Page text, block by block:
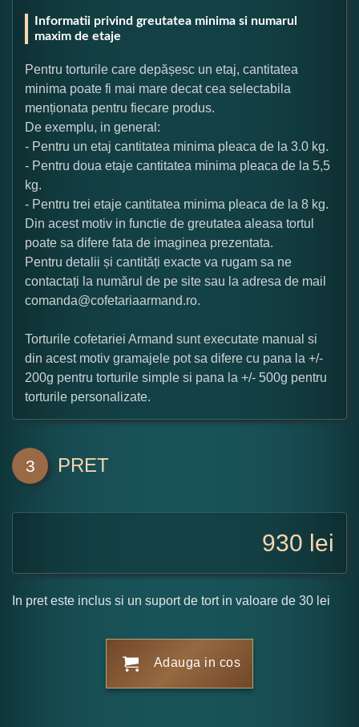
Informatii privind greutatea minima si numarul
maxim de etaje
Pentru torturile care depășesc un etaj, cantitatea
minima poate fi mai mare decat cea selectabila
menționata pentru fiecare produs.
De exemplu, in general:
- Pentru un etaj cantitatea minima pleaca de la 3.0 kg.
- Pentru doua etaje cantitatea minima pleaca de la 5,5
kg.
- Pentru trei etaje cantitatea minima pleaca de la 8 kg.
Din acest motiv in functie de greutatea aleasa tortul
poate sa difere fata de imaginea prezentata.
Pentru detalii și cantități exacte va rugam sa ne
contactați la numărul de pe site sau la adresa de mail
comanda@cofetariaarmand.ro.
Torturile cofetariei Armand sunt executate manual si
din acest motiv gramajele pot sa difere cu pana la +/-
200g pentru torturile simple si pana la +/- 500g pentru
torturile personalizate.
3 PRET
930 lei
In pret este inclus si un suport de tort in valoare de 30 lei
Adauga in cos